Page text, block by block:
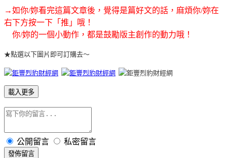
→如你/妳看完這篇文章後，覺得是篇好文的話，麻煩你/妳在
右下方按一下「推」哦！
你/妳的一個小動作，都是鼓勵版主創作的動力哦！
★點選以下圖片即可訂購去～
載入更多
公開留言 私密留言
發佈留言